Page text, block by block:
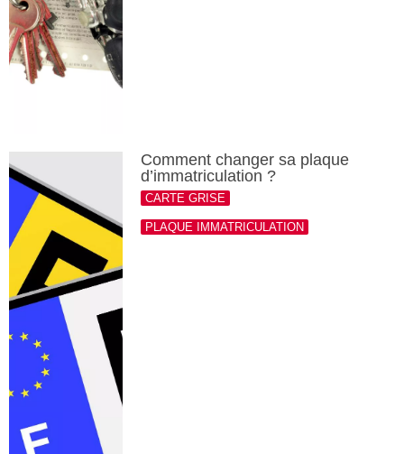
Comment changer sa plaque
d’immatriculation ?
CARTE GRISE
PLAQUE IMMATRICULATION